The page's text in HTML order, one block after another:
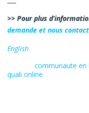
>> Pour plus
demande et nous
English
communaute en
quali online